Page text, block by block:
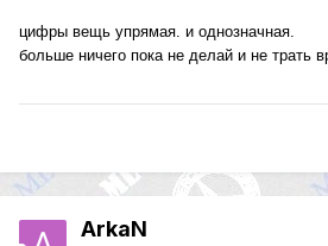
цифры вещь упрямая. и однозначная.
больше ничего пока не делай и не трать
ArkaN